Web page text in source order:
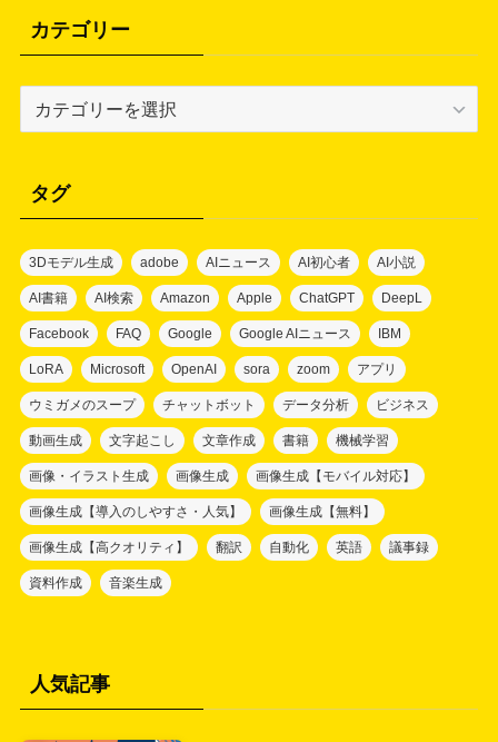
カテゴリー
テ
ー
タグ
3Dモデル生成 adobe AIニュース AI初心者 AI小説
AI書籍 AI検索 Amazon Apple ChatGPT DeepL
Facebook FAQ Google Google AIニュース IBM
LoRA Microsoft OpenAI sora zoom アプリ
ウミガメのスープ チャットボット データ分析 ビジネス
動画生成 文字起こし 文章作成 書籍 機械学習
画像・イラスト生成 画像生成 画像生成【モバイル対応】
画像生成【導入のしやすさ・人気】 画像生成【無料】
画像生成【高クオリティ】 翻訳 自動化 英語 議事録
資料作成 音楽生成
人気記事